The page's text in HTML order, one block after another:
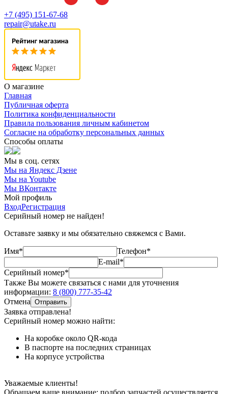
+7 (495) 151-67-68
repair@utake.ru
О магазине
Главная
Публичная оферта
Политика конфиденциальности
Правила пользования личным кабинетом
Согласие на обработку персональных данных
Способы оплаты
Мы в соц. сетях
Мы на Яндекс Дзене
Мы на Youtube
Мы ВКонтакте
Мой профиль
ВходРегистрация
Серийный номер не найден!
Оставьте заявку и мы обязательно свяжемся с Вами.
Имя*
Телефон*
E-mail*
Серийный номер*
Также Вы можете связаться с нами для уточнения
информации: 8 (800) 777-35-42
Отмена Отправить
Заявка отправлена!
Серийный номер можно найти:
На коробке около QR-кода
В паспорте на последних страницах
На корпусе устройства
Уважаемые клиенты!
Обращаем ваше внимание: подбор запчастей осуществляется